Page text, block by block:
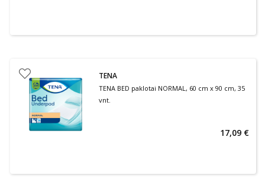
TENA
TENA BED paklotai NORMAL, 60 cm x 90 cm, 35
vnt.
17,09 €